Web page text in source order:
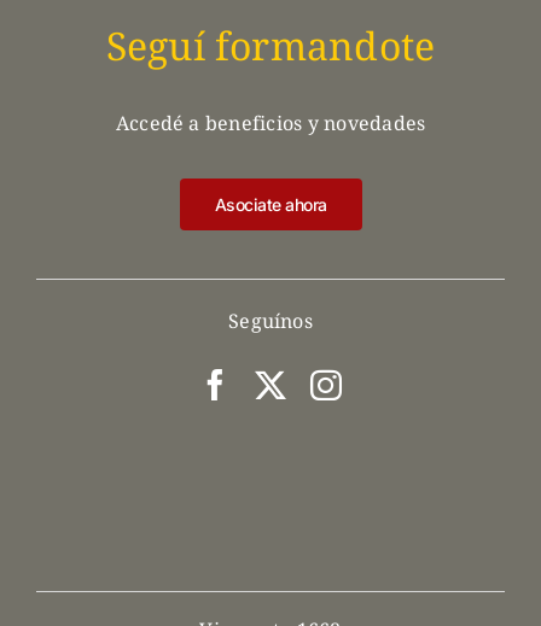
Seguínos
Seguí formandote
Accedé a beneficios y novedades
Asociate ahora